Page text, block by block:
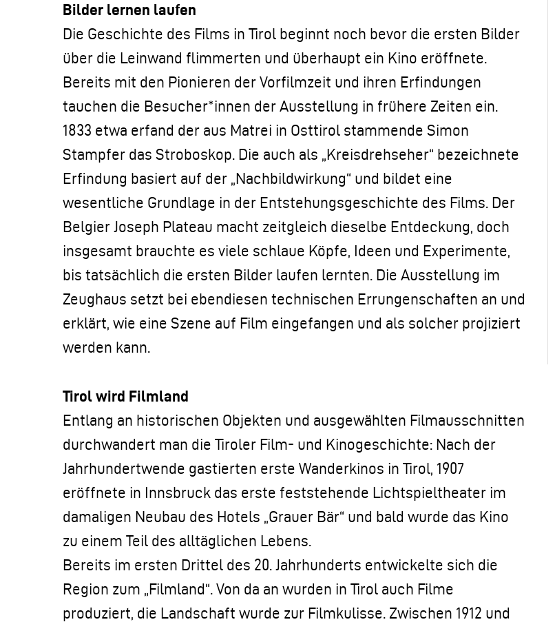
Bilder lernen laufen
Die Geschichte des Films in Tirol beginnt noch bevor die ersten Bilder
über die Leinwand flimmerten und überhaupt ein Kino eröffnete.
Bereits mit den Pionieren der Vorfilmzeit und ihren Erfindungen
tauchen die Besucher*innen der Ausstellung in frühere Zeiten ein.
1833 etwa erfand der aus Matrei in Osttirol stammende Simon
Stampfer das Stroboskop. Die auch als „Kreisdrehseher“ bezeichnete
Erfindung basiert auf der „Nachbildwirkung“ und bildet eine
wesentliche Grundlage in der Entstehungsgeschichte des Films. Der
Belgier Joseph Plateau macht zeitgleich dieselbe Entdeckung, doch
insgesamt brauchte es viele schlaue Köpfe, Ideen und Experimente,
bis tatsächlich die ersten Bilder laufen lernten. Die Ausstellung im
Zeughaus setzt bei ebendiesen technischen Errungenschaften an und
erklärt, wie eine Szene auf Film eingefangen und als solcher projiziert
werden kann.
Tirol wird Filmland
Entlang an historischen Objekten und ausgewählten Filmausschnitten
durchwandert man die Tiroler Film- und Kinogeschichte: Nach der
Jahrhundertwende gastierten erste Wanderkinos in Tirol, 1907
eröffnete in Innsbruck das erste feststehende Lichtspieltheater im
damaligen Neubau des Hotels „Grauer Bär“ und bald wurde das Kino
zu einem Teil des alltäglichen Lebens.
Bereits im ersten Drittel des 20. Jahrhunderts entwickelte sich die
Region zum „Filmland“. Von da an wurden in Tirol auch Filme
produziert, die Landschaft wurde zur Filmkulisse. Zwischen 1912 und